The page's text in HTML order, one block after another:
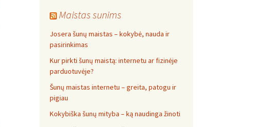
Maistas sunims
Josera šunų maistas – kokybė, nauda ir
pasirinkimas
Kur pirkti šunų maistą: internetu ar fizinėje
parduotuvėje?
Šunų maistas internetu – greita, patogu ir
pigiau
Kokybiška šunų mityba – ką naudinga žinoti